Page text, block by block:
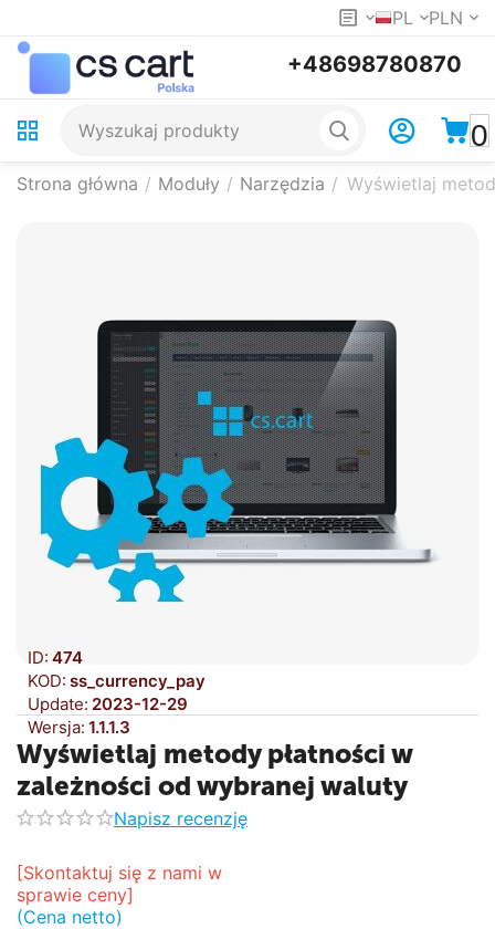
PL PLN
+48698780870
0
Strona główna / Moduły / Narzędzia / Wyświetlaj
ID: 474
KOD: ss_currency_pay
Update: 2023-12-29
Wersja: 1.1.1.3
Wyświetlaj metody płatności w
zależności od wybranej waluty
Napisz recenzję
[Skontaktuj się z nami w
sprawie ceny]
(Cena netto)